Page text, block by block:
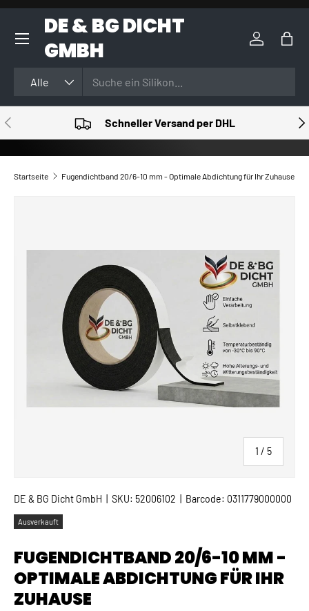
DIREKT ZUM INHALT
DE & BG DICHT
GMBH
Alle
Einloggen
VORHERIGE Schneller Versand per DHL
Startseite Fugendichtband 20/6-10 mm - Optimale Abdichtung für Ihr Zuhause
1 / von
5
DE & BG Dicht GmbH SKU: 52006102 Barcode: 0311779000000
Ausverkauft
FUGENDICHTBAND 20/6-10 MM -
OPTIMALE ABDICHTUNG FÜR IHR
ZUHAUSE